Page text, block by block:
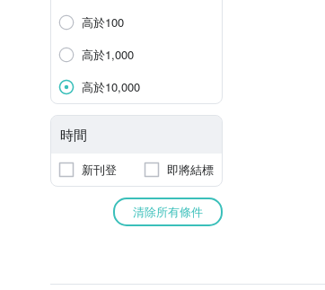
高於100
高於1,000
高於10,000
時間
新刊登 即將結標
清除所有條件